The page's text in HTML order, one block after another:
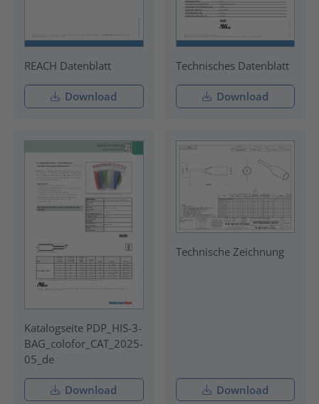
REACH Datenblatt
Download
Technisches Datenblatt
Download
Katalogseite PDP_HIS-3-
BAG_colofor_CAT_2025-
05_de
Download
Technische Zeichnung
Download